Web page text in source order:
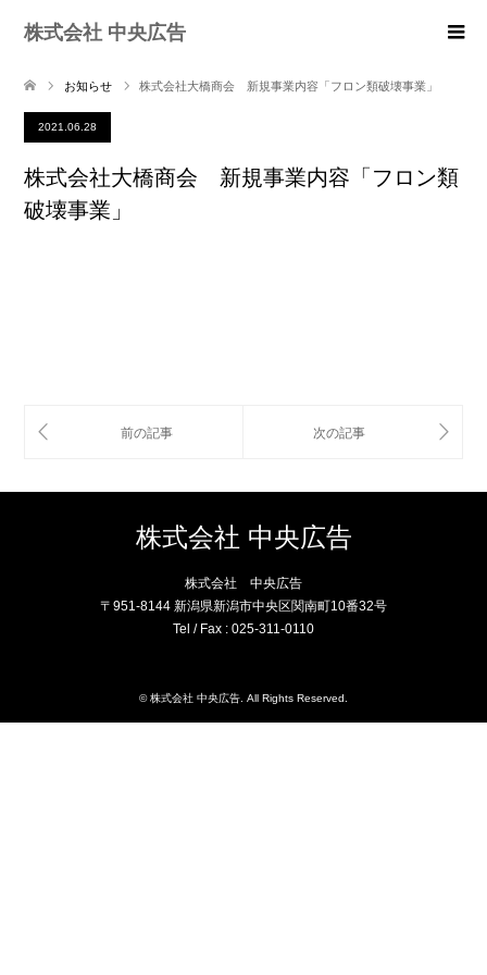
株式会社 中央広告
お知らせ 株式会社大橋商会 新規事業内容「フロン類破壊事業」
2021.06.28
株式会社大橋商会 新規事業内容「フロン類
破壊事業」
株式会社 中央広告
株式会社 中央広告
〒951-8144 新潟県新潟市中央区関南町10番32号
Tel / Fax : 025-311-0110
©株式会社 中央広告 . All Rights Reserved.